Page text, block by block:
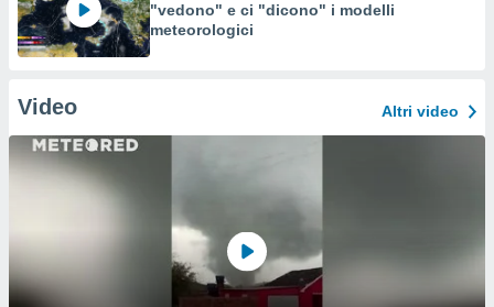
"vedono" e ci "dicono" i modelli
meteorologici
Video Altri video